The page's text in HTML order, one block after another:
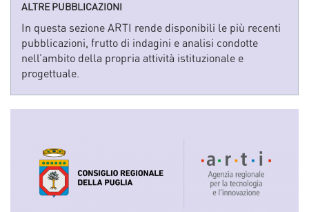
ALTRE PUBBLICAZIONI
In questa sezione ARTI rende disponibili le più recenti
pubblicazioni, frutto di indagini e analisi condotte
nell’ambito della propria attività istituzionale e
progettuale.